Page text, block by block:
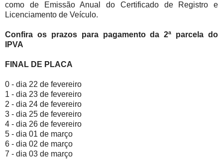
como de Emissão Anual do Certificado de Registro e
Licenciamento de Veículo.
Confira os prazos para pagamento da 2ª parcela do
IPVA
FINAL DE PLACA
0 - dia 22 de fevereiro
1 - dia 23 de fevereiro
2 - dia 24 de fevereiro
3 - dia 25 de fevereiro
4 - dia 26 de fevereiro
5 - dia 01 de março
6 - dia 02 de março
7 - dia 03 de março